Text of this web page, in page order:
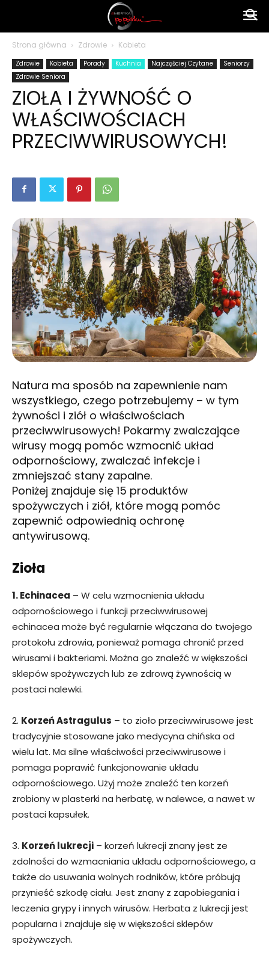
polsku
Strona główna Zdrowie Kobieta
Zdrowie Kobieta Porady Kuchnia Najczęściej Czytane
Seniorzy
Zdrowie Seniora
ZIOŁA I ŻYWNOŚĆ O
WŁAŚCIWOŚCIACH
PRZECIWWIRUSOWYCH!
Natura ma sposób na zapewnienie nam
wszystkiego, czego potrzebujemy – w tym
żywności i ziół o właściwościach
przeciwwirusowych! Pokarmy zwalczające
wirusy mogą pomóc wzmocnić układ
odpornościowy, zwalczać infekcje i
zmniejszać stany zapalne.
Poniżej znajduje się 15 produktów
spożywczych i ziół, które mogą pomóc
zapewnić odpowiednią ochronę
antywirusową.
Zioła
1. Echinacea – W celu wzmocnienia układu
odpornościowego i funkcji przeciwwirusowej
echinacea może być regularnie włączana do twojego
protokołu zdrowia, ponieważ pomaga chronić przed
wirusami i bakteriami. Można go znaleźć w większości
sklepów spożywczych lub ze zdrową żywnością w
postaci nalewki.
2. Korzeń Astragulus – to zioło przeciwwirusowe jest
tradycyjnie stosowane jako medycyna chińska od
wielu lat. Ma silne właściwości przeciwwirusowe i
pomaga poprawić funkcjonowanie układu
odpornościowego. Użyj może znaleźć ten korzeń
zrobiony w plasterki na herbatę, w nalewce, a nawet w
postaci kapsułek.
3. Korzeń lukrecji – korzeń lukrecji znany jest ze
zdolności do wzmacniania układu odpornościowego, a
także do usuwania wolnych rodników, które próbują
przynieść szkodę ciału. Jest znany z zapobiegania i
leczenia grypy i innych wirusów. Herbata z lukrecji jest
popularna i znajduje się w większości sklepów
spożywczych.